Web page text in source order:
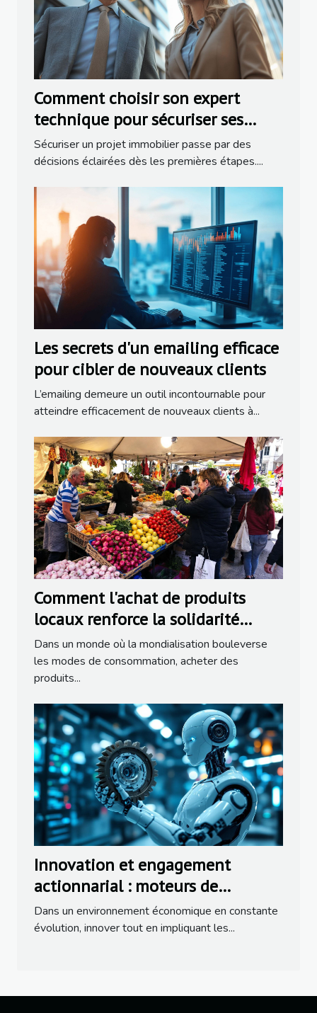
Comment choisir son expert
technique pour sécuriser ses
projets immobiliers ?
Sécuriser un projet immobilier passe par des
décisions éclairées dès les premières étapes....
Les secrets d'un emailing efficace
pour cibler de nouveaux clients
L’emailing demeure un outil incontournable pour
atteindre efficacement de nouveaux clients à...
Comment l'achat de produits
locaux renforce la solidarité
communautaire ?
Dans un monde où la mondialisation bouleverse
les modes de consommation, acheter des
produits...
Innovation et engagement
actionnarial : moteurs de
croissance
Dans un environnement économique en constante
évolution, innover tout en impliquant les...